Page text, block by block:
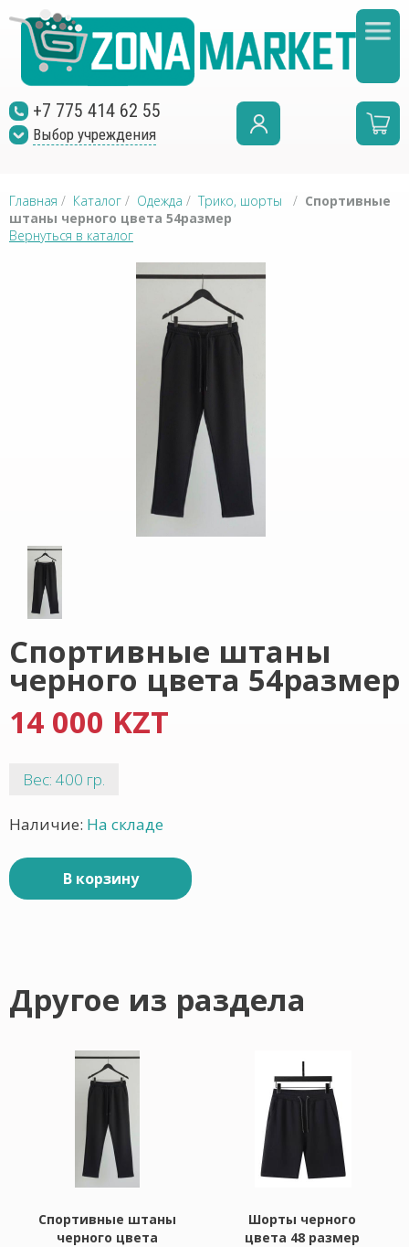
+7 775 414 62 55
Выбор учреждения
Главная / Каталог / Одежда / Трико, шорты / Спортивные
штаны черного цвета 54размер
Вернуться в каталог
Спортивные штаны
черного цвета 54размер
14 000 KZT
Вес: 400 гр.
Наличие: На складе
В корзину
Другое из раздела
Спортивные штаны
черного цвета
Шорты черного
цвета 48 размер